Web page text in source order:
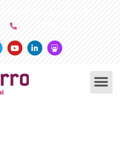
YoutubeLinkedinSlideshare